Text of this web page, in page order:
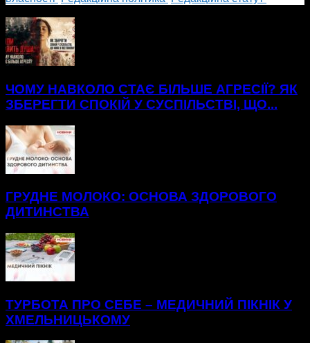
ЧОМУ НАВКОЛО СТАЄ БІЛЬШЕ АГРЕСІЇ? ЯК
ЗБЕРЕГТИ СПОКІЙ У СУСПІЛЬСТВІ, ЩО...
ГРУДНЕ МОЛОКО: ОСНОВА ЗДОРОВОГО
ДИТИНСТВА
ТУРБОТА ПРО СЕБЕ – МЕДИЧНИЙ ПІКНІК У
ХМЕЛЬНИЦЬКОМУ